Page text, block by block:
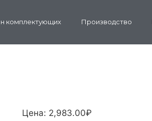
комплектующих Производство
Цена: 2,983.00₽